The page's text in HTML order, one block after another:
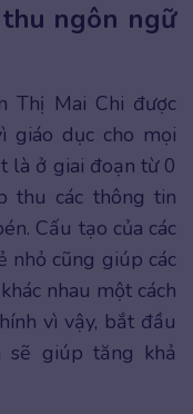
ngôn ngữ
Thị Mai Chi được
giáo dục cho mọi
là ở giai đoạn từ 0
thu các thông tin
Cấu tạo của các
nhỏ cũng giúp các
nhau một cách
vì vậy, bắt đầu
giúp tăng khả